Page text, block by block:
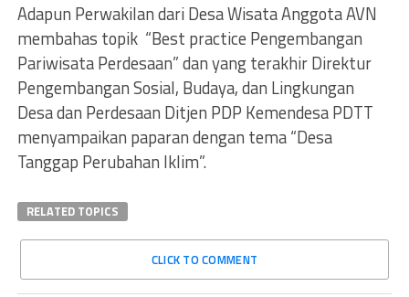
Adapun Perwakilan dari Desa Wisata Anggota AVN
membahas topik “Best practice Pengembangan
Pariwisata Perdesaan” dan yang terakhir Direktur
Pengembangan Sosial, Budaya, dan Lingkungan
Desa dan Perdesaan Ditjen PDP Kemendesa PDTT
menyampaikan paparan dengan tema “Desa
Tanggap Perubahan Iklim”.
RELATED TOPICS
CLICK TO COMMENT